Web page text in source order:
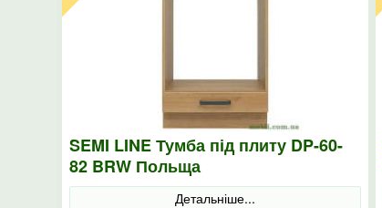
SEMI LINE Тумба під плиту DP-60-
82 BRW Польща
Детальніше...